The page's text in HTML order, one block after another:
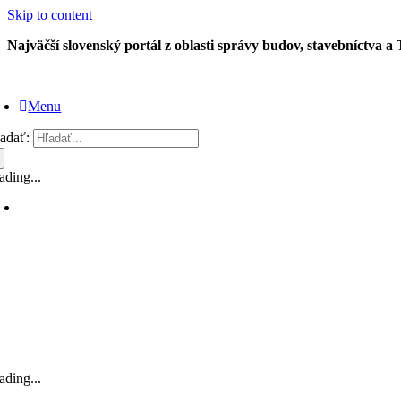
Skip to content
Najväčší slovenský portál z oblasti správy budov, stavebníctva a
Menu